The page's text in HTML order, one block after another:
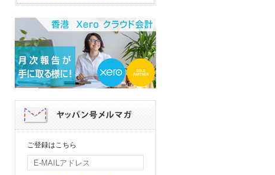
ご登録はこちら